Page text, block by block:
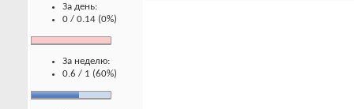
За день:
0 / 0.14 (0%)
За неделю:
0.6 / 1 (60%)